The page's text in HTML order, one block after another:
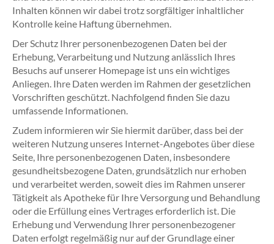
Inhalten können wir dabei trotz sorgfältiger inhaltlicher
Kontrolle keine Haftung übernehmen.
Der Schutz Ihrer personenbezogenen Daten bei der
Erhebung, Verarbeitung und Nutzung anlässlich Ihres
Besuchs auf unserer Homepage ist uns ein wichtiges
Anliegen. Ihre Daten werden im Rahmen der gesetzlichen
Vorschriften geschützt. Nachfolgend finden Sie dazu
umfassende Informationen.
Zudem informieren wir Sie hiermit darüber, dass bei der
weiteren Nutzung unseres Internet-Angebotes über diese
Seite, Ihre personenbezogenen Daten, insbesondere
gesundheitsbezogene Daten, grundsätzlich nur erhoben
und verarbeitet werden, soweit dies im Rahmen unserer
Tätigkeit als Apotheke für Ihre Versorgung und Behandlung
oder die Erfüllung eines Vertrages erforderlich ist. Die
Erhebung und Verwendung Ihrer personenbezogener
Daten erfolgt regelmäßig nur auf der Grundlage einer